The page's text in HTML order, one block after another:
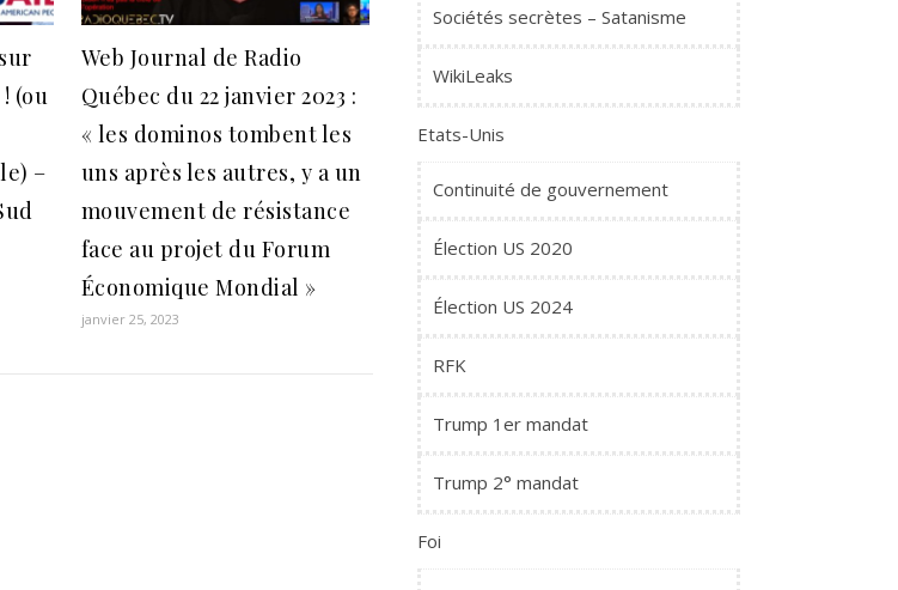
(ou
–
Web Journal de Radio
Québec du 22 janvier 2023 :
« les dominos tombent les
uns après les autres, y a un
mouvement de résistance
face au projet du Forum
Économique Mondial »
janvier 25, 2023
Sociétés secrètes – Satanisme
WikiLeaks
Etats-Unis
Continuité de gouvernement
Élection US 2020
Élection US 2024
RFK
Trump 1er mandat
Trump 2° mandat
Foi